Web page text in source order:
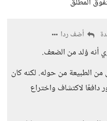
أضف ردا
أنه وُلد من الضعف.
من الطبيعة من حوله. لكنه كان
دافعًا لاكتشاف واختراع